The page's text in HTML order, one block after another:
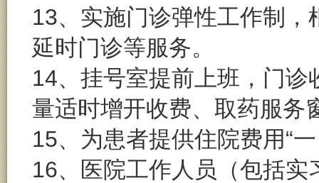
13、实施门诊弹性工作制
延时门诊等服务。
14、挂号室提前上班，门
量适时增开收费、取药服务
15、为患者提供住院费用“
16、医院工作人员（包括